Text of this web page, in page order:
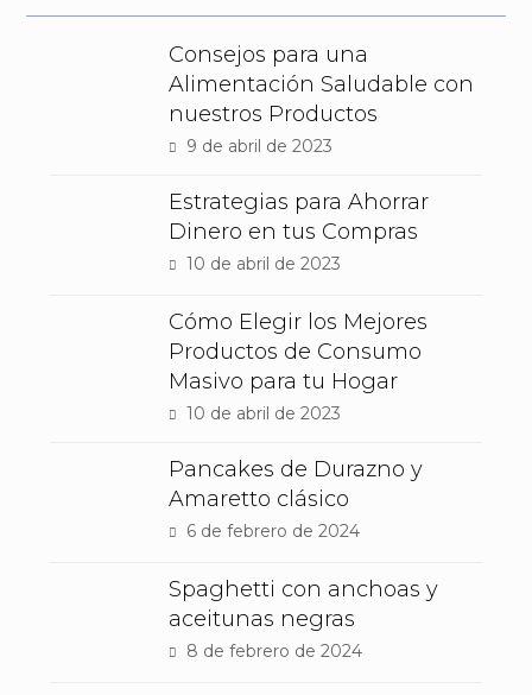
Consejos para una
Alimentación Saludable con
nuestros Productos
9 de abril de 2023
Estrategias para Ahorrar
Dinero en tus Compras
10 de abril de 2023
Cómo Elegir los Mejores
Productos de Consumo
Masivo para tu Hogar
10 de abril de 2023
Pancakes de Durazno y
Amaretto clásico
6 de febrero de 2024
Spaghetti con anchoas y
aceitunas negras
8 de febrero de 2024